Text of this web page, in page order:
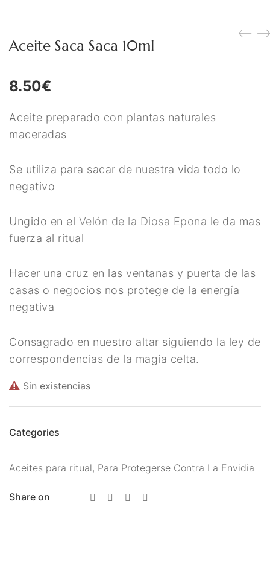
Hadas
Inciensos Mágicos
Instrumentos para el Altar
Llamadores de Angeles,
Llaveros Mágicos
Meditación
Para Atraer La Suerte
Para El Amor
Para El Exito
Para El Trabajo
Aceite Saca Saca 10ml
8.50€
Aceite preparado con plantas naturales
maceradas
Se utiliza para sacar de nuestra vida todo lo
negativo
Ungido en el Velón de la Diosa Epona le da mas
fuerza al ritual
Hacer una cruz en las ventanas y puerta de las
casas o negocios nos protege de la energía
negativa
Consagrado en nuestro altar siguiendo la ley de
correspondencias de la magia celta.
Sin existencias
Categories
Aceites para ritual, Para Protegerse Contra La Envidia
Share on